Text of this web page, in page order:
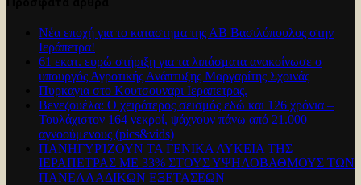
Νέα εποχή για το καταστημα της ΑΒ Βασιλόπουλος στην
Ιεράπετρα!
61 εκατ. ευρώ στήριξη για τα λιπάσματα ανακοίνωσε ο
υπουργός Αγροτικής Ανάπτυξης Μαργαρίτης Σχοινάς
Πυρκαγια στο Κουτσουναρι Ιεραπετρας.
Βενεζουέλα: Ο χειρότερος σεισμός εδώ και 126 χρόνια –
Τουλάχιστον 164 νεκροί, ψάχνουν πάνω από 21.000
αγνοούμενους (pics&vids)
ΠΑΝΗΓΥΡΊΖΟΥΝ ΤΑ ΓΕΝΙΚΑ ΛΥΚΕΙΑ ΤΗΣ
ΙΕΡΑΠΕΤΡΑΣ ΜΕ 33% ΣΤΟΥΣ ΥΨΗΛΟΒΑΘΜΟΥΣ ΤΩΝ
ΠΑΝΕΛΛΑΔΙΚΩΝ ΕΞΕΤΑΣΕΩΝ